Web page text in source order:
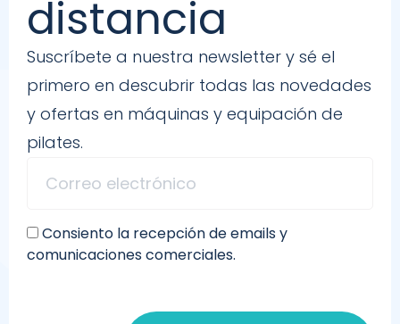
distancia
Suscríbete a nuestra newsletter y sé el
primero en descubrir todas las novedades
y ofertas en máquinas y equipación de
pilates.
Consiento la recepción de emails y
comunicaciones comerciales.